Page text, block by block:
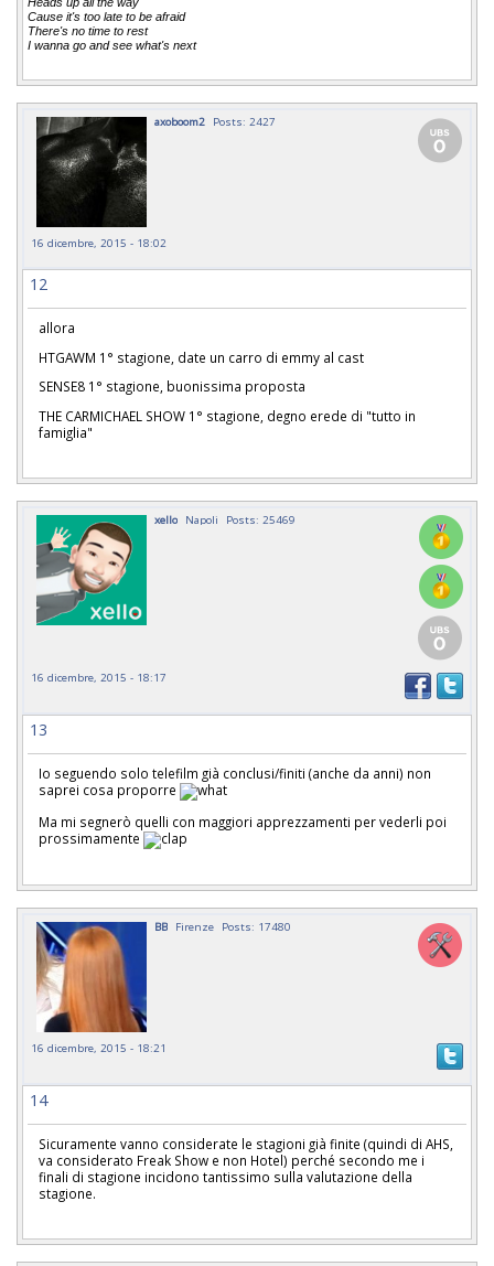
Cause it's too late to be afraid
There's no time to rest
I wanna go and see what's next
axoboom2 Posts: 2427
16 dicembre, 2015 - 18:02
12
allora
HTGAWM 1° stagione, date un carro di emmy al cast
SENSE8 1° stagione, buonissima proposta
THE CARMICHAEL SHOW 1° stagione, degno erede di "tutto in
famiglia"
xello Napoli Posts: 25469
16 dicembre, 2015 - 18:17
13
Io seguendo solo telefilm già conclusi/finiti (anche da anni) non
saprei cosa proporre
Ma mi segnerò quelli con maggiori apprezzamenti per vederli poi
prossimamente
BB Firenze Posts: 17480
16 dicembre, 2015 - 18:21
14
Sicuramente vanno considerate le stagioni già finite (quindi di AHS,
va considerato Freak Show e non Hotel) perché secondo me i
finali di stagione incidono tantissimo sulla valutazione della
stagione.